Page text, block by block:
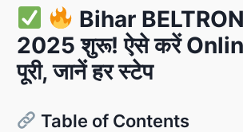
Bihar
2025 शुरू! ऐसे करें
पूरी, जानें हर स्टेप
Table of Contents